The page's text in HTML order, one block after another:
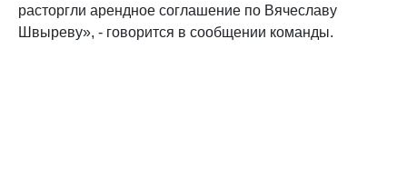
расторгли арендное соглашение по Вячеславу
Швыреву», - говорится в сообщении команды.